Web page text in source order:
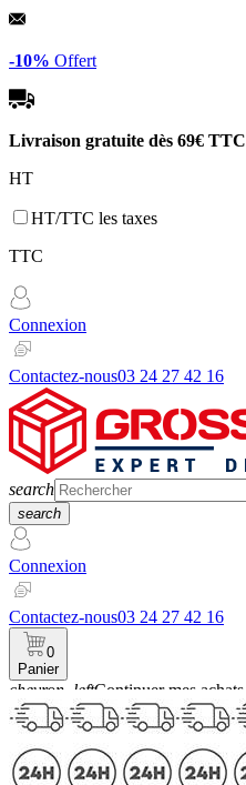
Panneau de gestion des cookies
-10% Offert
Livraison gratuite dès 69€ TTC
HT
HT/TTC les taxes
TTC
Connexion
Contactez-nous03 24 27 42 16
search
search
Connexion
Contactez-nous03 24 27 42 16
0
Panier
chevron_leftContinuer mes achats
Panier